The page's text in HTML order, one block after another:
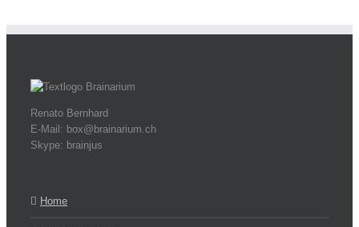
Renato Bernhard
E-Mail: box@brainarium.ch
Skype: brainjus
Home